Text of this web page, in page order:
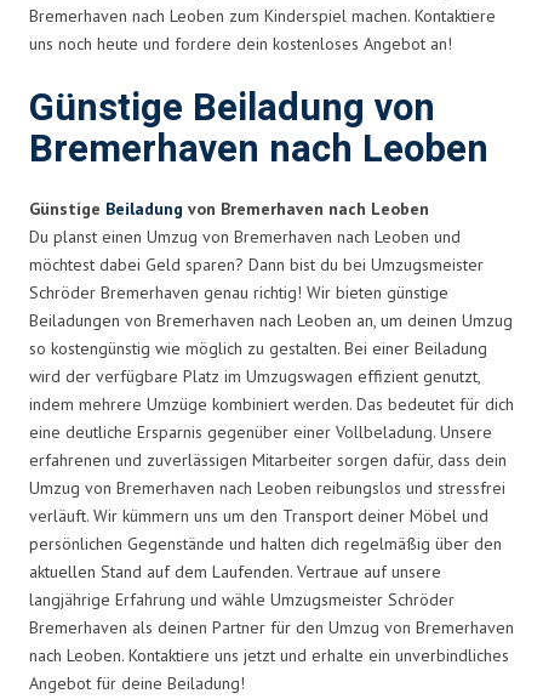
Bremerhaven nach Leoben zum Kinderspiel machen. Kontaktiere
uns noch heute und fordere dein kostenloses Angebot an!
Günstige Beiladung von
Bremerhaven nach Leoben
Günstige Beiladung von Bremerhaven nach Leoben
Du planst einen Umzug von Bremerhaven nach Leoben und
möchtest dabei Geld sparen? Dann bist du bei Umzugsmeister
Schröder Bremerhaven genau richtig! Wir bieten günstige
Beiladungen von Bremerhaven nach Leoben an, um deinen Umzug
so kostengünstig wie möglich zu gestalten. Bei einer Beiladung
wird der verfügbare Platz im Umzugswagen effizient genutzt,
indem mehrere Umzüge kombiniert werden. Das bedeutet für dich
eine deutliche Ersparnis gegenüber einer Vollbeladung. Unsere
erfahrenen und zuverlässigen Mitarbeiter sorgen dafür, dass dein
Umzug von Bremerhaven nach Leoben reibungslos und stressfrei
verläuft. Wir kümmern uns um den Transport deiner Möbel und
persönlichen Gegenstände und halten dich regelmäßig über den
aktuellen Stand auf dem Laufenden. Vertraue auf unsere
langjährige Erfahrung und wähle Umzugsmeister Schröder
Bremerhaven als deinen Partner für den Umzug von Bremerhaven
nach Leoben. Kontaktiere uns jetzt und erhalte ein unverbindliches
Angebot für deine Beiladung!